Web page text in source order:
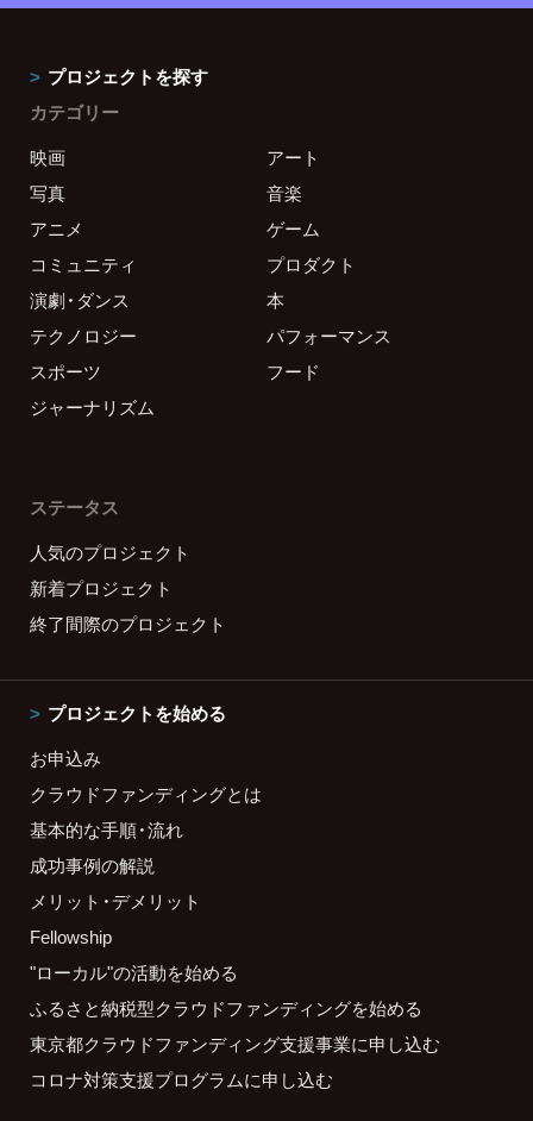
プロジェクトを探す
カテゴリー
映画
アート
写真
音楽
アニメ
ゲーム
コミュニティ
プロダクト
演劇・ダンス
本
テクノロジー
パフォーマンス
スポーツ
フード
ジャーナリズム
ステータス
人気のプロジェクト
新着プロジェクト
終了間際のプロジェクト
プロジェクトを始める
お申込み
クラウドファンディングとは
基本的な手順・流れ
成功事例の解説
メリット・デメリット
Fellowship
"ローカル"の活動を始める
ふるさと納税型クラウドファンディングを始める
東京都クラウドファンディング支援事業に申し込む
コロナ対策支援プログラムに申し込む